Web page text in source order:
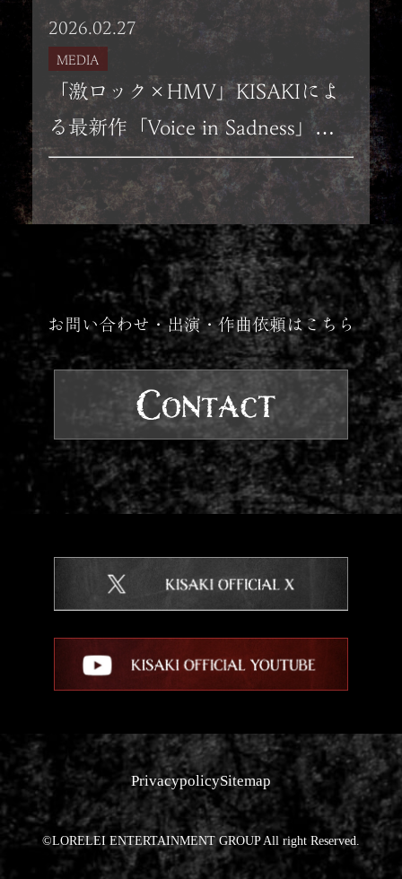
2026.02.27
MEDIA
「激ロック×HMV」KISAKIによ
る最新作「Voice in Sadness」の
セルフ・ライナーノーツ掲載！！
お問い合わせ・出演・作曲依頼はこちら
PrivacypolicySitemap
©LORELEI ENTERTAINMENT GROUP All right Reserved.